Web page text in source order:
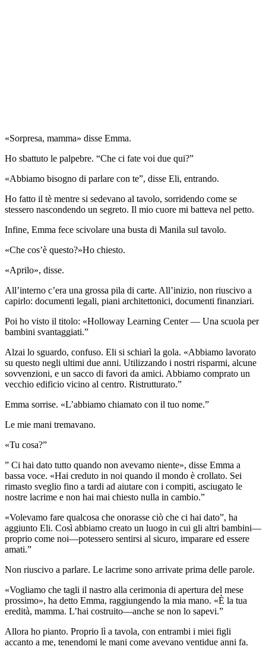
«Sorpresa, mamma» disse Emma.
Ho sbattuto le palpebre. “Che ci fate voi due qui?”
«Abbiamo bisogno di parlare con te”, disse Eli, entrando.
Ho fatto il tè mentre si sedevano al tavolo, sorridendo come se
stessero nascondendo un segreto. Il mio cuore mi batteva nel petto.
Infine, Emma fece scivolare una busta di Manila sul tavolo.
«Che cos’è questo?»Ho chiesto.
«Aprilo», disse.
All’interno c’era una grossa pila di carte. All’inizio, non riuscivo a
capirlo: documenti legali, piani architettonici, documenti finanziari.
Poi ho visto il titolo: «Holloway Learning Center — Una scuola per
bambini svantaggiati.”
Alzai lo sguardo, confuso. Eli si schiarì la gola. «Abbiamo lavorato
su questo negli ultimi due anni. Utilizzando i nostri risparmi, alcune
sovvenzioni, e un sacco di favori da amici. Abbiamo comprato un
vecchio edificio vicino al centro. Ristrutturato.”
Emma sorrise. «L’abbiamo chiamato con il tuo nome.”
Le mie mani tremavano.
«Tu cosa?”
” Ci hai dato tutto quando non avevamo niente», disse Emma a
bassa voce. «Hai creduto in noi quando il mondo è crollato. Sei
rimasto sveglio fino a tardi ad aiutare con i compiti, asciugato le
nostre lacrime e non hai mai chiesto nulla in cambio.”
«Volevamo fare qualcosa che onorasse ciò che ci hai dato”, ha
aggiunto Eli. Così abbiamo creato un luogo in cui gli altri bambini—
proprio come noi—potessero sentirsi al sicuro, imparare ed essere
amati.”
Non riuscivo a parlare. Le lacrime sono arrivate prima delle parole.
«Vogliamo che tagli il nastro alla cerimonia di apertura del mese
prossimo», ha detto Emma, raggiungendo la mia mano. «È la tua
eredità, mamma. L’hai costruito—anche se non lo sapevi.”
Allora ho pianto. Proprio lì a tavola, con entrambi i miei figli
accanto a me, tenendomi le mani come avevano ventidue anni fa.